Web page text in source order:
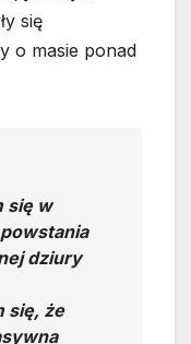
się
o masie ponad
się w
dziury
się, że